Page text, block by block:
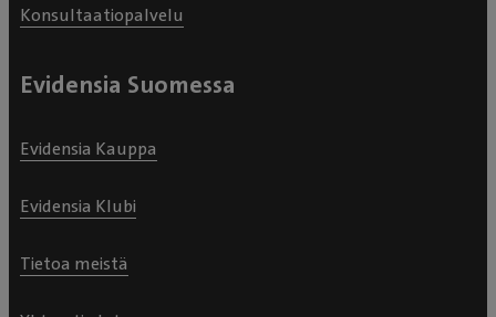
Konsultaatiopalvelu
Evidensia Suomessa
Evidensia Kauppa
Evidensia Klubi
Tietoa meistä